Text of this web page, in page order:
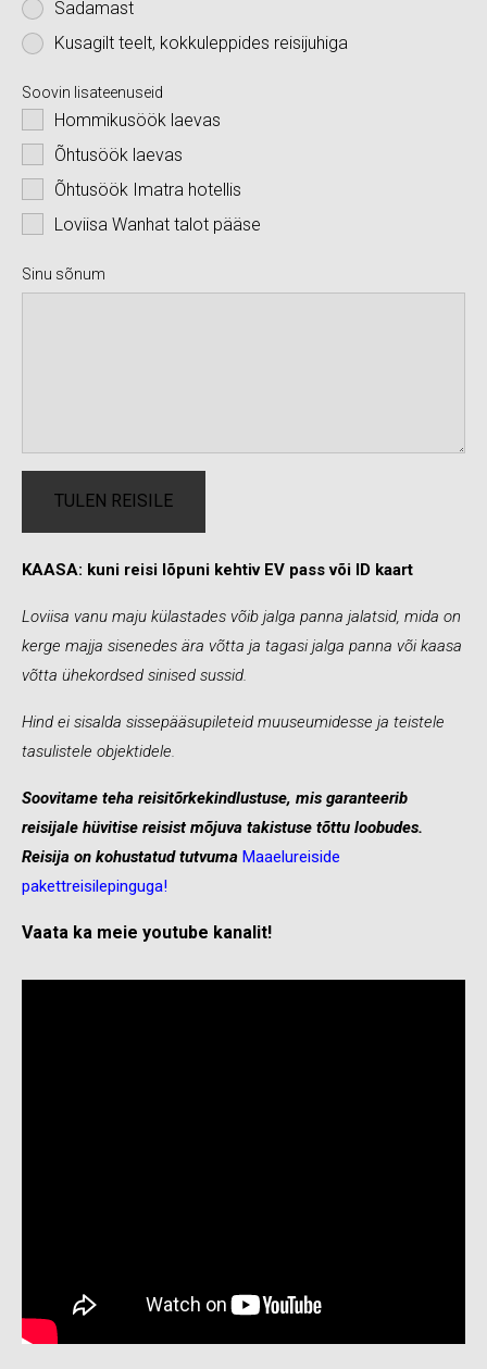
Sadamast
Kusagilt teelt, kokkuleppides reisijuhiga
Soovin lisateenuseid
Hommikusöök laevas
Õhtusöök laevas
Õhtusöök Imatra hotellis
Loviisa Wanhat talot pääse
Sinu sõnum
KAASA: kuni reisi lõpuni kehtiv EV pass või ID kaart
Loviisa vanu maju külastades võib jalga panna jalatsid, mida on
kerge majja sisenedes ära võtta ja tagasi jalga panna või kaasa
võtta ühekordsed sinised sussid.
Hind ei sisalda sissepääsupileteid muuseumidesse ja teistele
tasulistele objektidele.
Soovitame teha reisitõrkekindlustuse, mis garanteerib
reisijale hüvitise reisist mõjuva takistuse tõttu loobudes.
Reisija on kohustatud tutvuma Maaelureiside
pakettreisilepinguga!
Vaata ka meie youtube kanalit!